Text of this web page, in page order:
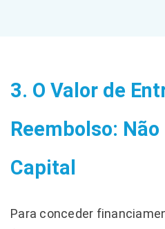
3. O Valor de
Reembolso: Não
Capital
Para conceder